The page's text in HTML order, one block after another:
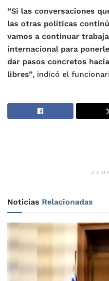
“Si las conversaciones
las otras políticas
vamos a continuar
internacional para
dar pasos concretos
libres”, indicó el
Noticias Relacionadas